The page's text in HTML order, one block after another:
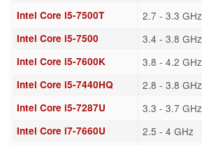
Intel Core i5-7500T 2.7 - 3.3 GHz
Intel Core i5-7500 3.4 - 3.8 GHz
Intel Core i5-7600K 3.8 - 4.2 GHz
Intel Core i5-7440HQ 2.8 - 3.8 GHz
Intel Core i5-7287U 3.3 - 3.7 GHz
Intel Core i7-7660U 2.5 - 4 GHz